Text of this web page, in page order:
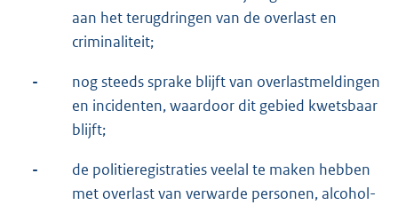
aan het terugdringen van de overlast en
criminaliteit;
-
nog steeds sprake blijft van overlastmeldingen
en incidenten, waardoor dit gebied kwetsbaar
blijft;
-
de politieregistraties veelal te maken hebben
met overlast van verwarde personen, alcohol-